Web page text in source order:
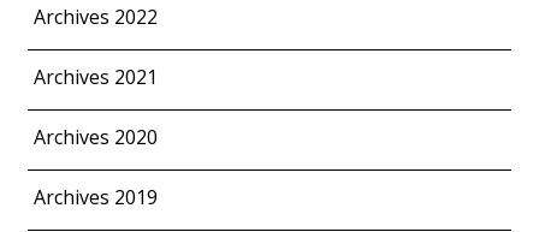
Archives 2022
Archives 2021
Archives 2020
Archives 2019